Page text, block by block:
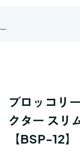
ブロッコリ
クター スリ
【BSP-12】